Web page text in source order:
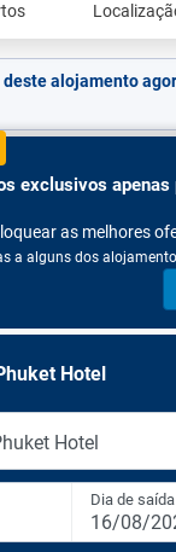
alojamento
exclusivos apenas
as melhores
a alguns dos
Hotel
Hotel
Dia de saída
16/08/